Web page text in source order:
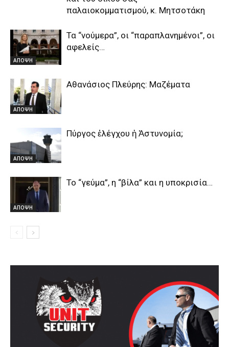
παλαιοκομματισμού, κ. Μητσοτάκη
ΑΠΟΨΗ
Τα “νούμερα”, οι “παραπλανημένοι”, οι
αφελείς…
ΑΠΟΨΗ
Αθανάσιος Πλεύρης: Μαζέματα
ΑΠΟΨΗ
Πύργος ἐλέγχου ἡ Ἀστυνομία;
ΑΠΟΨΗ
Το “γεύμα”, η “βίλα” και η υποκρισία…